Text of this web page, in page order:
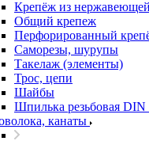
Крепёж из
Общий крепеж
Перфорированный
Саморезы, шурупы
Такелаж (элементы)
Трос, цепи
Шайбы
Шпилька резьбовая DIN
канаты